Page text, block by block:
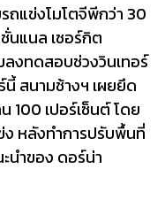
ถแข่งโมโตจีพีกว่า 30
นแนล เซอร์กิต
งทดสอบช่วงวินเทอร์
นี้ สนามช้างฯ เผยยึด
100 เปอร์เซ็นต์ โดย
หลังทำการปรับพื้นที่
นำของ ดอร์น่า